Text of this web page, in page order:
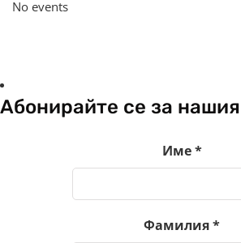
No events
Абонирайте се за
Име*
Фамилия*